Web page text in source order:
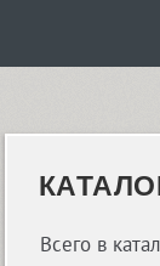
Всего в